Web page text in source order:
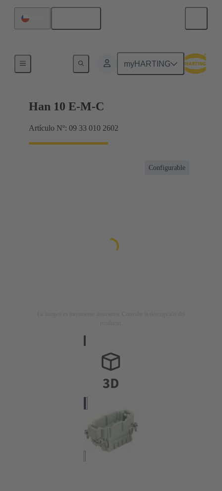
myHARTING
Corrientes hasta 16 A
Han 10 E-M-C
Artículo Nº: 09 33 010 2602
Configurable